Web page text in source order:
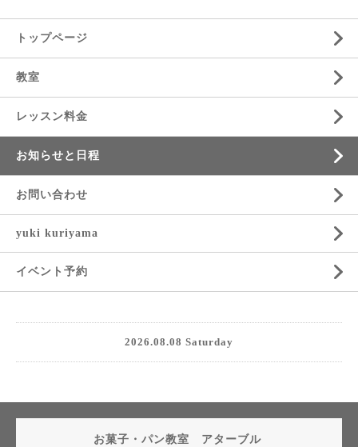
トップページ
教室
レッスン料金
お知らせと日程
お問い合わせ
yuki kuriyama
イベント予約
2026.08.08 Saturday
お菓子・パン教室 アターブル